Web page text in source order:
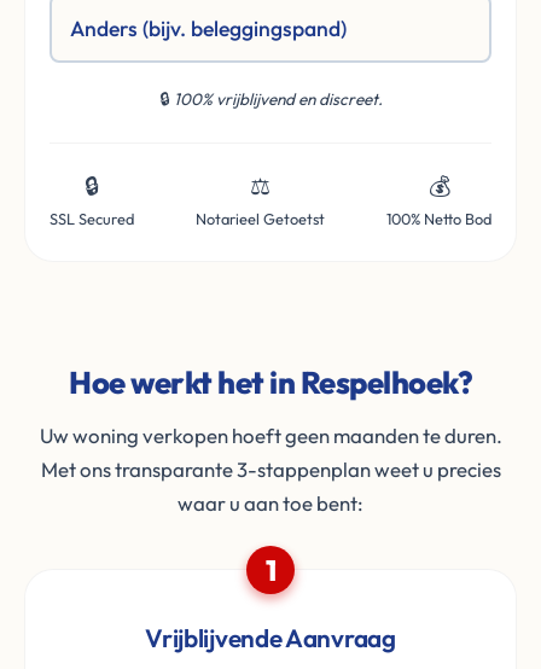
Anders (bijv. beleggingspand)
🔒 100% vrijblijvend en discreet.
🔒
SSL Secured
⚖️
Notarieel Getoetst
💰
100% Netto Bod
Hoe werkt het in Respelhoek?
Uw woning verkopen hoeft geen maanden te duren.
Met ons transparante 3-stappenplan weet u precies
waar u aan toe bent:
1
Vrijblijvende Aanvraag